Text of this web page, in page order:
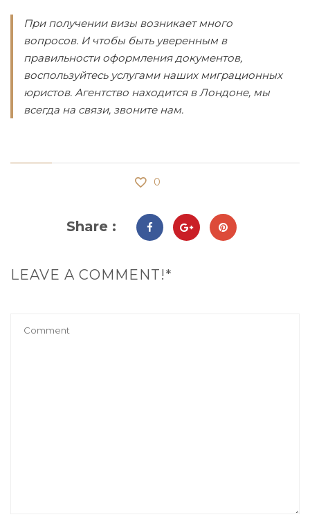
При получении визы возникает много
вопросов. И чтобы быть уверенным в
правильности оформления документов,
воспользуйтесь услугами наших миграционных
юристов. Агентство находится в Лондоне, мы
всегда на связи, звоните нам.
0
Share :
LEAVE A COMMENT!*